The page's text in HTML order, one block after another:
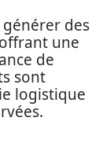
des
une
de
sont
logistique